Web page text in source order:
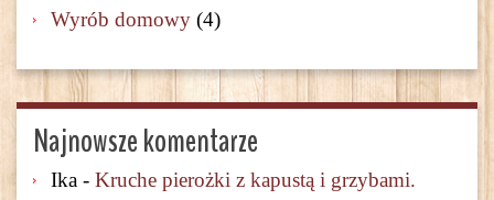
Wyrób domowy (4)
Najnowsze komentarze
Ika - Kruche pierożki z kapustą i grzybami.